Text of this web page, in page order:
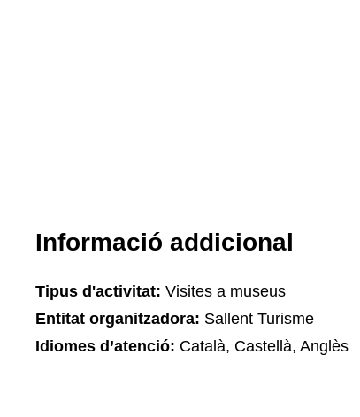
Informació addicional
Tipus d'activitat: Visites a museus
Entitat organitzadora: Sallent Turisme
Idiomes d’atenció: Català, Castellà, Anglès